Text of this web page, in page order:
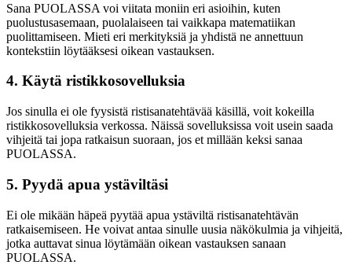
Sana PUOLASSA voi viitata moniin eri asioihin, kuten
puolustusasemaan, puolalaiseen tai vaikkapa matematiikan
puolittamiseen. Mieti eri merkityksiä ja yhdistä ne annettuun
kontekstiin löytääksesi oikean vastauksen.
4. Käytä ristikkosovelluksia
Jos sinulla ei ole fyysistä ristisanatehtävää käsillä, voit kokeilla
ristikkosovelluksia verkossa. Näissä sovelluksissa voit usein saada
vihjeitä tai jopa ratkaisun suoraan, jos et millään keksi sanaa
PUOLASSA.
5. Pyydä apua ystäviltäsi
Ei ole mikään häpeä pyytää apua ystäviltä ristisanatehtävän
ratkaisemiseen. He voivat antaa sinulle uusia näkökulmia ja vihjeitä,
jotka auttavat sinua löytämään oikean vastauksen sanaan
PUOLASSA.